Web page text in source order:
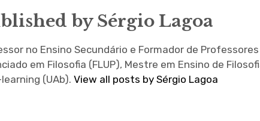
by Sérgio Lagoa
no Ensino Secundário e Formador de
em Filosofia (FLUP), Mestre em Ensino de
(UAb). View all posts by Sérgio Lagoa